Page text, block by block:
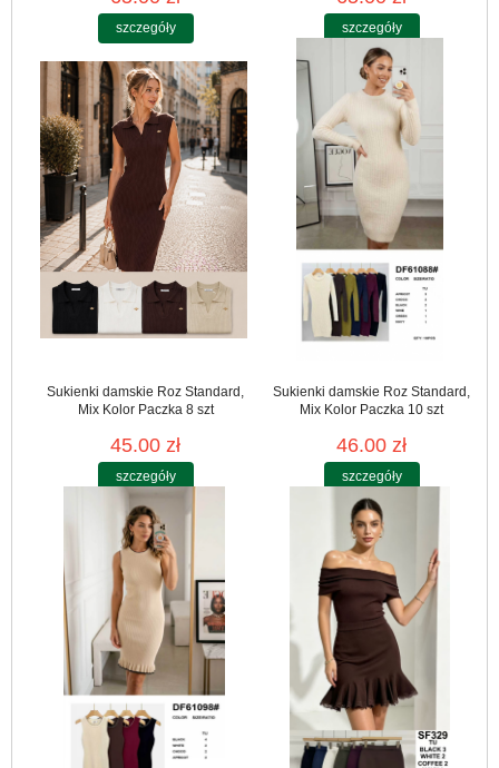
szczegóły szczegóły
Sukienki damskie Roz Standard,
Mix Kolor Paczka 8 szt
45.00 zł
szczegóły
Sukienki damskie Roz Standard,
Mix Kolor Paczka 10 szt
46.00 zł
szczegóły